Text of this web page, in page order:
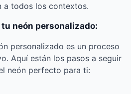
a todos los contextos.
neón personalizado:
personalizado es un proceso
Aquí están los pasos a seguir
neón perfecto para ti: